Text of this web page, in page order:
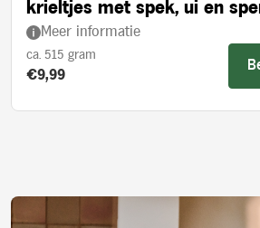
krieltjes met spek, ui en
Meer informatie
ca. 515 gram
Product prijs:
€9,99